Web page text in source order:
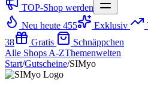
TOP-Shop werden
Neu heute 455 Exklusiv
38
Gratis
Schnäppchen
Alle Shops A-ZThemenwelten
Start/Gutscheine/SIMyo